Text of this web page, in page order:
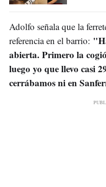
Adolfo señala que la
referencia en el barrio:
abierta. Primero la
luego yo que llevo casi
cerrábamos ni en